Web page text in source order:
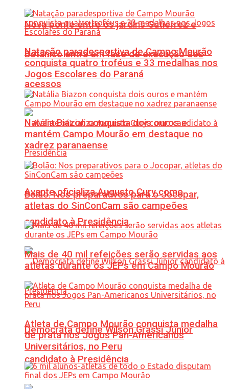
Nova ponte entre os jardins Gutierrez e
Botânico entra em fase de execução dos
acessos
Avante oficializa Augusto Cury como
candidato à Presidência
Democrata define Wilson Grassi Júnior
candidato à Presidência
Natação paradesportiva de Campo Mourão
conquista quatro troféus e 33 medalhas nos
Jogos Escolares do Paraná
Natália Biazon conquista dois ouros e
mantém Campo Mourão em destaque no
xadrez paranaense
Bolão: Nos preparativos para o Jocopar,
atletas do SinConCam são campeões
Mais de 40 mil refeições serão servidas aos
atletas durante os JEPs em Campo Mourão
Atleta de Campo Mourão conquista medalha
de prata nos Jogos Pan-Americanos
Universitários, no Peru